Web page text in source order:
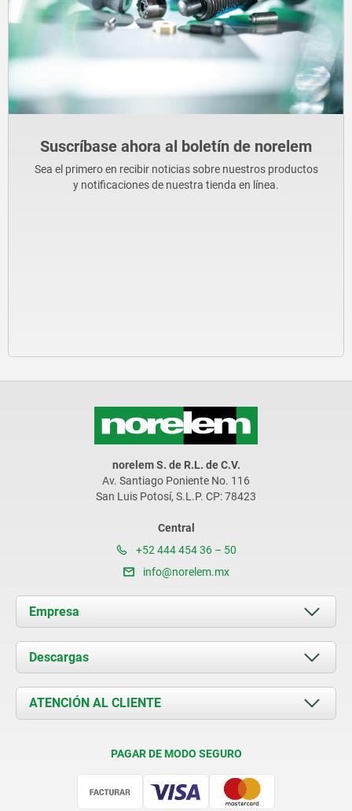
Suscríbase ahora al boletín de norelem
Sea el primero en recibir noticias sobre nuestros productos
y notificaciones de nuestra tienda en línea.
norelem S. de R.L. de C.V.
Av. Santiago Poniente No. 116
San Luis Potosí, S.L.P. CP: 78423
Central
+52 444 454 36 – 50
info@norelem.mx
Empresa
Acerca de nosotros
Novedades
Contacto
Descargas
Documents
ATENCIÓN AL CLIENTE
PAGAR DE MODO SEGURO